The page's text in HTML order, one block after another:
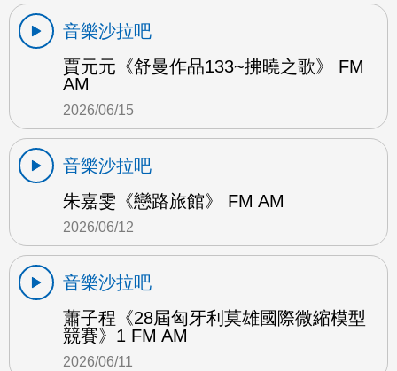
音樂沙拉吧
賈元元《舒曼作品133~拂曉之歌》 FM
AM
2026/06/15
音樂沙拉吧
朱嘉雯《戀路旅館》 FM AM
2026/06/12
音樂沙拉吧
蕭子程《28屆匈牙利莫雄國際微縮模型
競賽》1 FM AM
2026/06/11